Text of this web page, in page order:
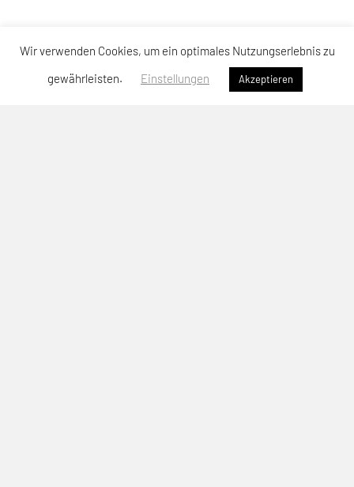
Wir verwenden Cookies, um ein optimales Nutzungserlebnis zu
gewährleisten.
Einstellungen Akzeptieren